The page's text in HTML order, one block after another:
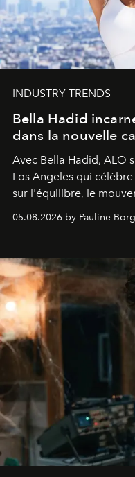
INDUSTRY TRENDS
Bella Hadid
dans la nouvelle
Avec Bella Hadid, ALO
Los Angeles qui
sur l'équilibre, le
05.08.2026 by Pauline